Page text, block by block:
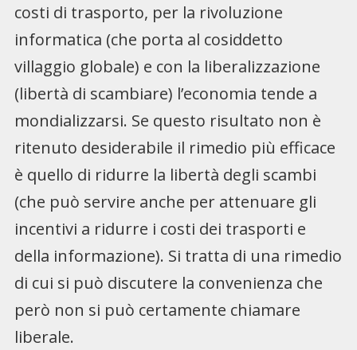
costi di trasporto, per la rivoluzione
informatica (che porta al cosiddetto
villaggio globale) e con la liberalizzazione
(libertà di scambiare) l’economia tende a
mondializzarsi. Se questo risultato non è
ritenuto desiderabile il rimedio più efficace
è quello di ridurre la libertà degli scambi
(che può servire anche per attenuare gli
incentivi a ridurre i costi dei trasporti e
della informazione). Si tratta di una rimedio
di cui si può discutere la convenienza che
però non si può certamente chiamare
liberale.